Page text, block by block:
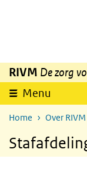
Overslaan en naar
RIVM De zorg
Menu
Home Over RIVM